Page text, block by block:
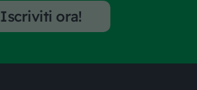
Iscriviti ora!